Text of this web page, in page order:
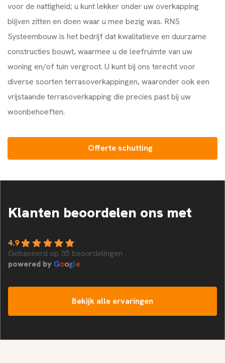
voor de nattigheid; u kunt lekker onder uw overkapping
blijven zitten en doen waar u mee bezig was. RNS
Systeembouw is het bedrijf dat kwalitatieve en duurzame
constructies bouwt, waarmee u de leefruimte van uw
woning en/of tuin vergroot. U kunt bij ons terecht voor
diverse soorten terrasoverkappingen, waaronder ook een
vrijstaande terrasoverkapping die precies past bij uw
woonbehoeften.
Offerte schutting
Klanten beoordelen ons met
4.9
Gebaseerd op 35 beoordelingen
powered by Google
Bekijk alle ervaringen